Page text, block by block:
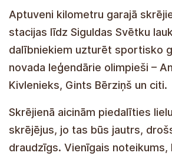
Aptuveni kilometru garajā
stacijas līdz Siguldas Svētku
dalībniekiem uzturēt sportisko
novada leģendārie olimpieši –
Kivlenieks, Gints Bērziņš un citi.
Skrējienā aicinām piedalīties
skrējējus, jo tas būs jautrs,
draudzīgs. Vienīgais noteikums,